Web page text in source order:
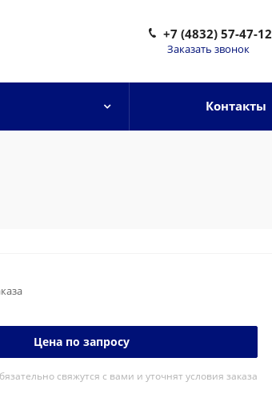
+7 (4832) 57-47-12
Заказать звонок
Контакты
Цена по запросу
свяжутся с вами и уточнят условия заказа